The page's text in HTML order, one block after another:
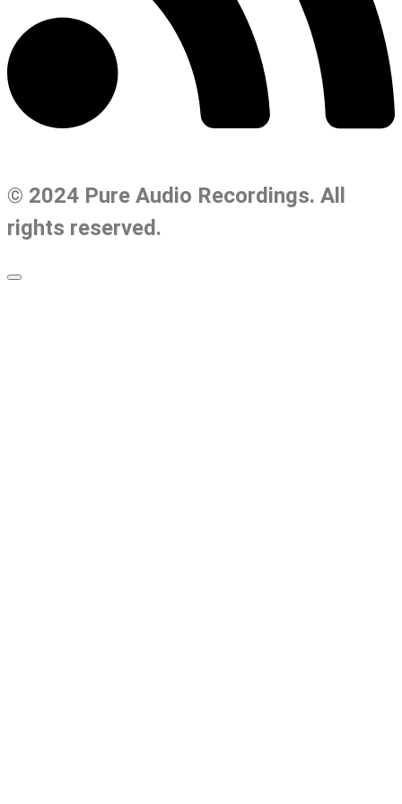
© 2024 Pure Audio Recordings. All
rights reserved.